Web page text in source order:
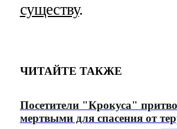
существу.
ЧИТАЙТЕ ТАКЖЕ
Посетители "Крокуса"
мертвыми для спасения от